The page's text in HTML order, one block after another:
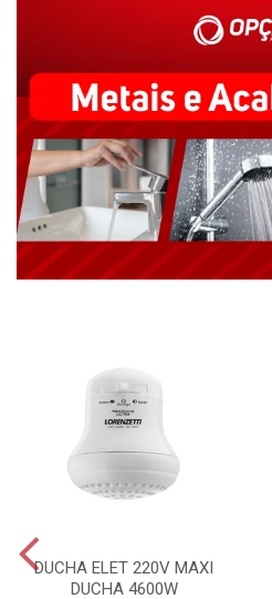
DUCHA ELET 220V MAXI
DUCHA 4600W